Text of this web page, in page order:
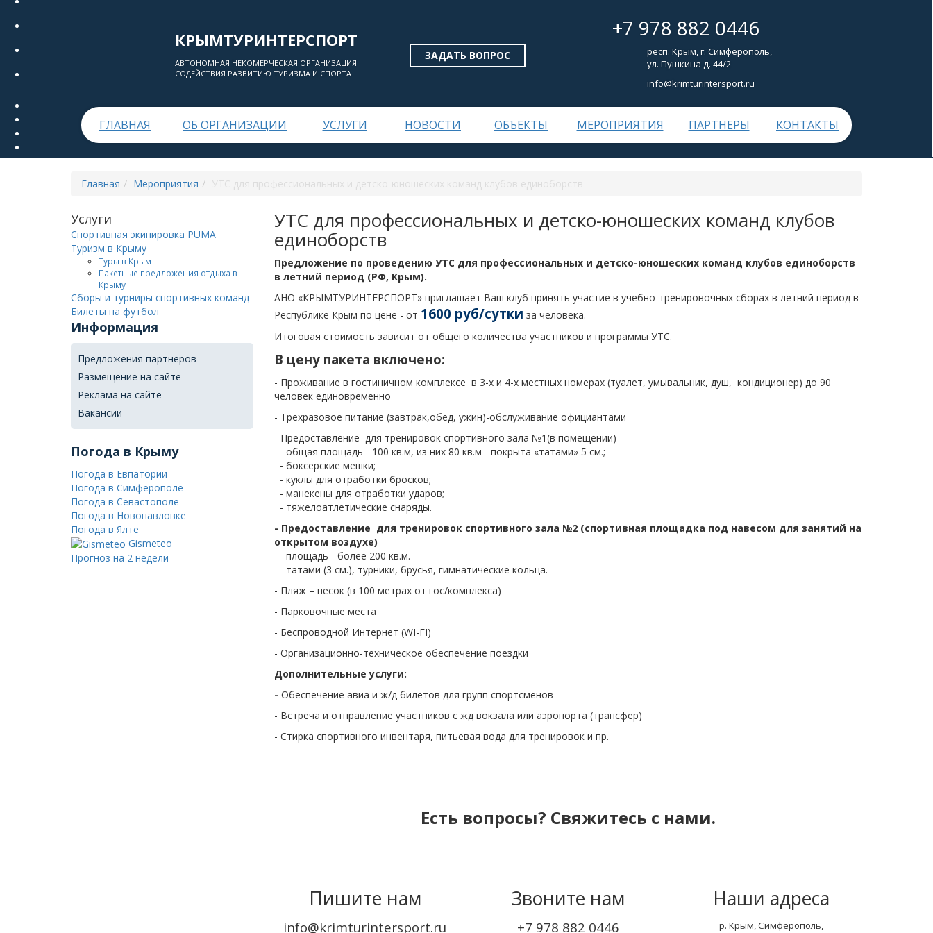
КРЫМТУРИНТЕРСПОРТ
АВТОНОМНАЯ НЕКОМЕРЧЕСКАЯ ОРГАНИЗАЦИЯ
СОДЕЙСТВИЯ РАЗВИТИЮ ТУРИЗМА И СПОРТА
ЗАДАТЬ ВОПРОС
+7 978 882 0446
респ. Крым, г. Симферополь,
ул. Пушкина д. 44/2
info@krimturintersport.ru
ГЛАВНАЯ ОБ ОРГАНИЗАЦИИ УСЛУГИ НОВОСТИ ОБЪЕКТЫ МЕРОПРИЯТИЯ ПАРТНЕРЫ КОНТАКТЫ
Главная Мероприятия УТС для профессиональных и детско-юношеских команд клубов единоборств
Услуги
Спортивная экипировка PUMA
Туризм в Крыму
Туры в Крым
Пакетные предложения отдыха в
Крыму
Сборы и турниры спортивных команд
Билеты на футбол
Информация
Предложения партнеров
Размещение на сайте
Реклама на сайте
Вакансии
Погода в Крыму
Погода в Евпатории
Погода в Симферополе
Погода в Севастополе
Погода в Новопавловке
Погода в Ялте
Gismeteo
Прогноз на 2 недели
УТС для профессиональных и детско-юношеских команд клубов
единоборств
Предложение по проведению УТС для профессиональных и детско-юношеских команд клубов единоборств
в летний период (РФ, Крым).
АНО «КРЫМТУРИНТЕРСПОРТ» приглашает Ваш клуб принять участие в учебно-тренировочных сборах в летний период в
Республике Крым по цене - от 1600 руб/сутки за человека.
Итоговая стоимость зависит от общего количества участников и программы УТС.
В цену пакета включено:
- Проживание в гостиничном комплексе в 3-х и 4-х местных номерах (туалет, умывальник, душ, кондиционер) до 90
человек единовременно
- Трехразовое питание (завтрак,обед, ужин)-обслуживание официантами
- Предоставление для тренировок спортивного зала №1(в помещении)
- общая площадь - 100 кв.м, из них 80 кв.м - покрыта «татами» 5 см.;
- боксерские мешки;
- куклы для отработки бросков;
- манекены для отработки ударов;
- тяжелоатлетические снаряды.
- Предоставление для тренировок спортивного зала №2 (спортивная площадка под навесом для занятий на
открытом воздухе)
- площадь - более 200 кв.м.
- татами (3 см.), турники, брусья, гимнатические кольца.
- Пляж – песок (в 100 метрах от гос/комплекса)
- Парковочные места
- Беспроводной Интернет (WI-FI)
- Организационно-техническое обеспечение поездки
Дополнительные услуги:
- Обеспечение авиа и ж/д билетов для групп спортсменов
- Встреча и отправление участников с жд вокзала или аэропорта (трансфер)
- Стирка спортивного инвентаря, питьевая вода для тренировок и пр.
Есть вопросы? Свяжитесь с нами.
Пишите нам
info@krimturintersport.ru
Звоните нам
+7 978 882 0446
Наши адреса
р. Крым, Симферополь,